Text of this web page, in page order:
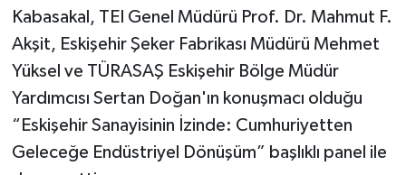
Kabasakal, TEI Genel Müdürü Prof. Dr. Mahmut F.
Akşit, Eskişehir Şeker Fabrikası Müdürü Mehmet
Yüksel ve TÜRASAŞ Eskişehir Bölge Müdür
Yardımcısı Sertan Doğan'ın konuşmacı olduğu
“Eskişehir Sanayisinin İzinde: Cumhuriyetten
Geleceğe Endüstriyel Dönüşüm” başlıklı panel ile